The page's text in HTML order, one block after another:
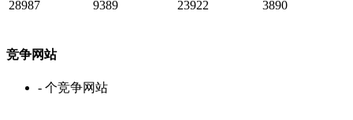
28987
9389 23922 3890
竞争网站
- 个竞争网站